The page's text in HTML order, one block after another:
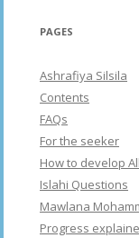
PAGES
Ashrafiya Silsila
Contents
FAQs
For the seeker
How to develop
Islahi Questions
Mawlana
Progress